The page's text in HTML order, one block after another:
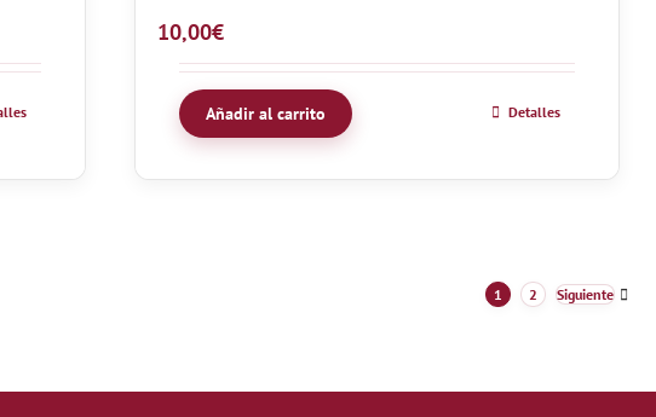
10,00€
Añadir al carrito Detalles
1 2 Siguiente